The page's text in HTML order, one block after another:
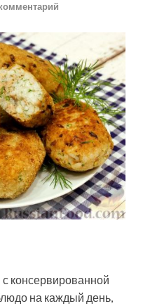
консервированной
на каждый день,